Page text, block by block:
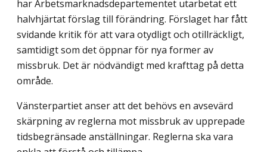
har Arbetsmarknadsdepartementet utarbetat ett
halvhjärtat förslag till förändring. Förslaget har fått
svidande kritik för att vara otydligt och otillräckligt,
samtidigt som det öppnar för nya former av
missbruk. Det är nödvändigt med krafttag på detta
område.
Vänsterpartiet anser att det behövs en avsevärd
skärpning av reglerna mot missbruk av upprepade
tidsbegränsade anställningar. Reglerna ska vara